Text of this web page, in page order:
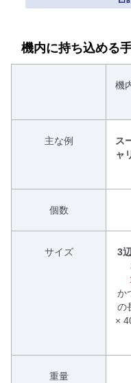
機内に持ち込める
機
主な例
ス
ャ
個数
サイズ
3
か
の
×
重量